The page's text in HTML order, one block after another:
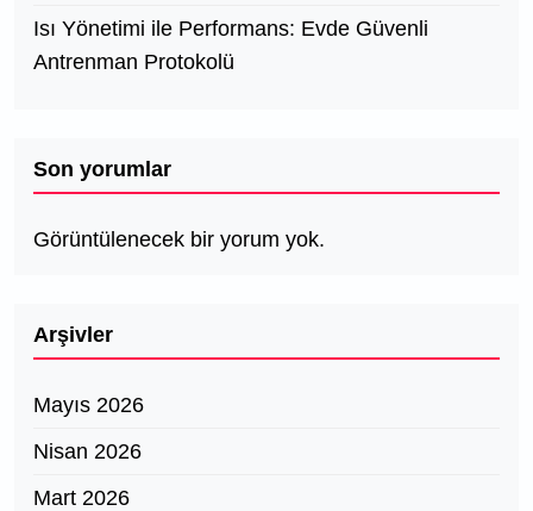
Isı Yönetimi ile Performans: Evde Güvenli
Antrenman Protokolü
Son yorumlar
Görüntülenecek bir yorum yok.
Arşivler
Mayıs 2026
Nisan 2026
Mart 2026